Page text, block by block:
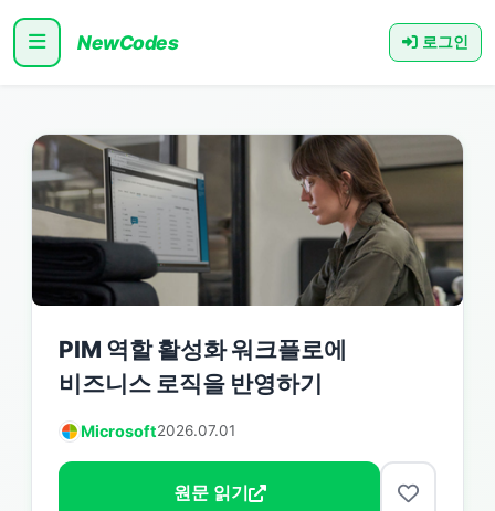
NewCodes 로그인
PIM 역할 활성화 워크플로에
비즈니스 로직을 반영하기
Microsoft2026.07.01
원문 읽기